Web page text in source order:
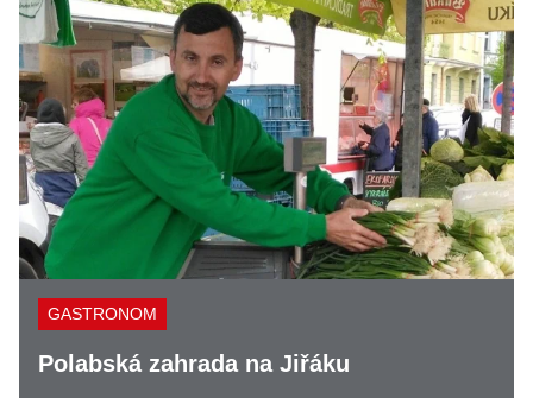
GASTRONOM
Polabská zahrada na Jiřáku